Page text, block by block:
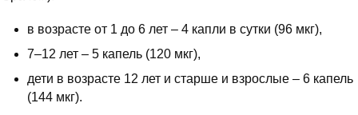
в возрасте от 1 до 6 лет – 4 капли в сутки (96 мкг),
7–12 лет – 5 капель (120 мкг),
дети в возрасте 12 лет и старше и взрослые – 6 капель
(144 мкг).